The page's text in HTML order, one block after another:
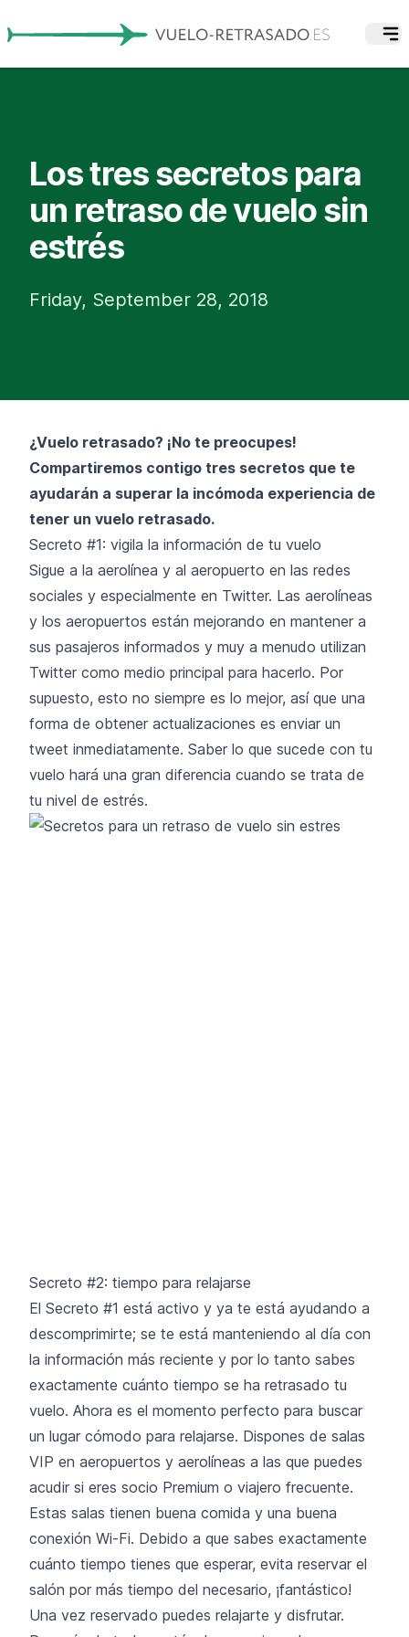
Los tres secretos para
un retraso de vuelo sin
estrés
Friday, September 28, 2018
¿Vuelo retrasado? ¡No te preocupes!
Compartiremos contigo tres secretos que te
ayudarán a superar la incómoda experiencia de
tener un vuelo retrasado.
Secreto #1: vigila la información de tu vuelo
Sigue a la aerolínea y al aeropuerto en las redes
sociales y especialmente en Twitter. Las aerolíneas
y los aeropuertos están mejorando en mantener a
sus pasajeros informados y muy a menudo utilizan
Twitter como medio principal para hacerlo. Por
supuesto, esto no siempre es lo mejor, así que una
forma de obtener actualizaciones es enviar un
tweet inmediatamente. Saber lo que sucede con tu
vuelo hará una gran diferencia cuando se trata de
tu nivel de estrés.
Secreto #2: tiempo para relajarse
El Secreto #1 está activo y ya te está ayudando a
descomprimirte; se te está manteniendo al día con
la información más reciente y por lo tanto sabes
exactamente cuánto tiempo se ha retrasado tu
vuelo. Ahora es el momento perfecto para buscar
un lugar cómodo para relajarse. Dispones de salas
VIP en aeropuertos y aerolíneas a las que puedes
acudir si eres socio Premium o viajero frecuente.
Estas salas tienen buena comida y una buena
conexión Wi-Fi. Debido a que sabes exactamente
cuánto tiempo tienes que esperar, evita reservar el
salón por más tiempo del necesario, ¡fantástico!
Una vez reservado puedes relajarte y disfrutar.